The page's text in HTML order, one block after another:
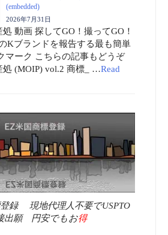
(embedded)
2026年7月31日
動画 探してGO！撮ってGO！
Kブランドを報告する最も簡単
マーク こちらの記事もどうぞ
処 (MOIP) vol.2 商標_ …Read
登録 現地代理人不要でUSPTO
出願 円安でもお得